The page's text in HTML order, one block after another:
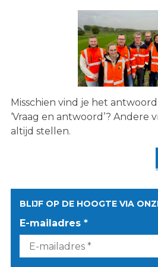
Misschien vind je het
‘Vraag en antwoord’? Andere
altijd stellen.
BLIJF OP DE HOOGTE VIA
E-mailadres *